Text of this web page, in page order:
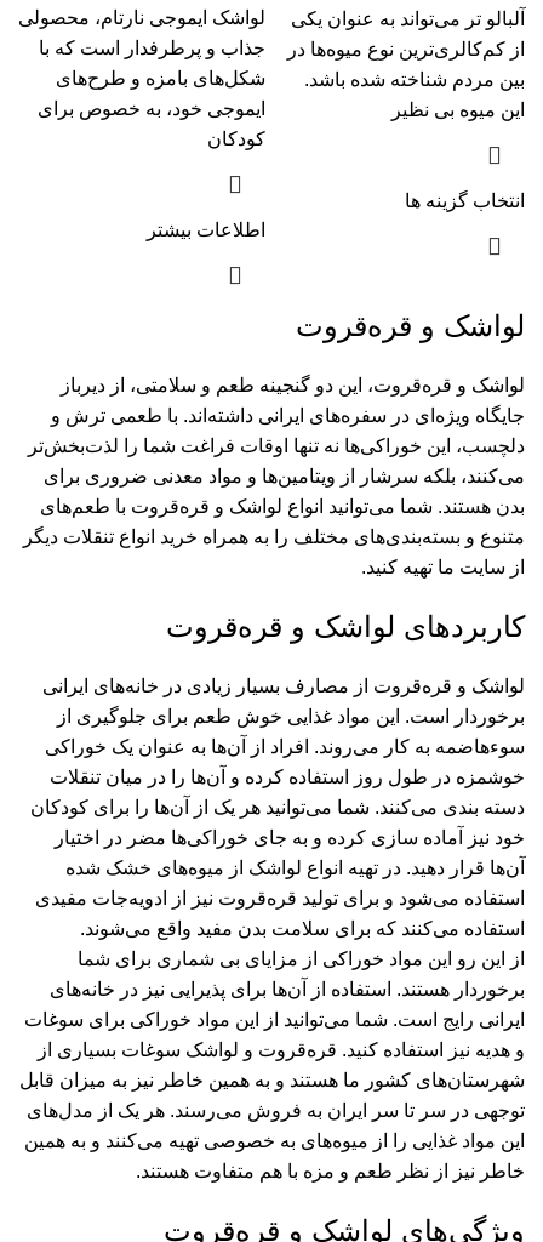
آلبالو تر می‌تواند به عنوان یکی
از کم‌کالری‌ترین نوع میوه‌ها در
بین مردم شناخته شده باشد.
این میوه بی نظیر
انتخاب گزینه ها
لواشک ایموجی نارتام، محصولی
جذاب و پرطرفدار است که با
شکل‌های بامزه و طرح‌های
ایموجی خود، به خصوص برای
کودکان
اطلاعات بیشتر
لواشک و قره‌قروت
لواشک و قره‌قروت، این دو گنجینه طعم و سلامتی، از دیرباز
جایگاه ویژه‌ای در سفره‌های ایرانی داشته‌اند. با طعمی ترش و
دلچسب، این خوراکی‌ها نه تنها اوقات فراغت شما را لذت‌بخش‌تر
می‌کنند، بلکه سرشار از ویتامین‌ها و مواد معدنی ضروری برای
بدن هستند. شما می‌توانید انواع لواشک و قره‌قروت با طعم‌های
متنوع و بسته‌بندی‌های مختلف را به همراه خرید انواع تنقلات دیگر
از سایت ما تهیه کنید.
کاربردهای لواشک و قره‌قروت
لواشک و قره‌قروت از مصارف بسیار زیادی در خانه‌های ایرانی
برخوردار است. این مواد غذایی خوش طعم برای جلوگیری از
سوءهاضمه به کار می‌روند. افراد از آن‌ها به عنوان یک خوراکی
خوشمزه در طول روز استفاده کرده و آن‌ها را در میان تنقلات
دسته بندی می‌کنند. شما می‌توانید هر یک از آن‌ها را برای کودکان
خود نیز آماده سازی کرده و به جای خوراکی‌ها مضر در اختیار
آن‌ها قرار دهید. در تهیه انواع لواشک از میوه‌های خشک شده
استفاده می‌شود و برای تولید قره‌قروت نیز از ادویه‌جات مفیدی
استفاده می‌کنند که برای سلامت بدن مفید واقع می‌شوند.
از این رو این مواد خوراکی از مزایای بی شماری برای شما
برخوردار هستند. استفاده از آن‌ها برای پذیرایی نیز در خانه‌های
ایرانی رایج است. شما می‌توانید از این مواد خوراکی برای سوغات
و هدیه نیز استفاده کنید. قره‌قروت و لواشک سوغات بسیاری از
شهرستان‌های کشور ما هستند و به همین خاطر نیز به میزان قابل
توجهی در سر تا سر ایران به فروش می‌رسند. هر یک از مدل‌های
این مواد غذایی را از میوه‌های به خصوصی تهیه می‌کنند و به همین
خاطر نیز از نظر طعم و مزه با هم متفاوت هستند.
ویژگی‌های لواشک و قره‌قروت